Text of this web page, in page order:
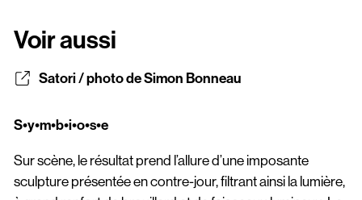
Voir aussi
Satori / photo de Simon Bonneau
S•y•m•b•i•o•s•e
Sur scène, le résultat prend l’allure d’une imposante
sculpture présentée en contre-jour, filtrant ainsi la lumière,